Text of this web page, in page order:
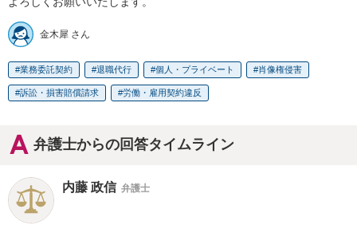
金木犀 さん
業務委託契約 退職代行 個人・プライベート 肖像権侵害
訴訟・損害賠償請求 労働・雇用契約違反
弁護士からの回答タイムライン
内藤 政信 弁護士